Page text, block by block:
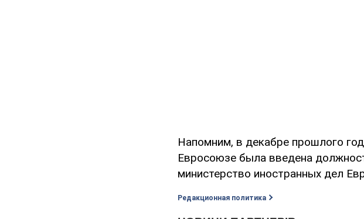
Напомним, в декабре прошлого
Евросоюзе была введена
министерство иностранных дел
Редакционная политика